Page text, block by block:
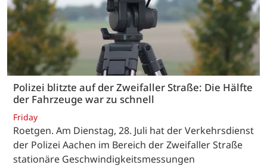
Polizei blitzte auf der Zweifaller Straße: Die Hälfte
der Fahrzeuge war zu schnell
Friday
Roetgen. Am Dienstag, 28. Juli hat der Verkehrsdienst
der Polizei Aachen im Bereich der Zweifaller Straße
stationäre Geschwindigkeitsmessungen